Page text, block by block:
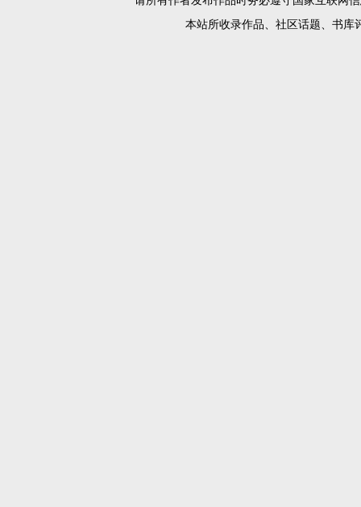
本站所收录作品、社区话题、书库